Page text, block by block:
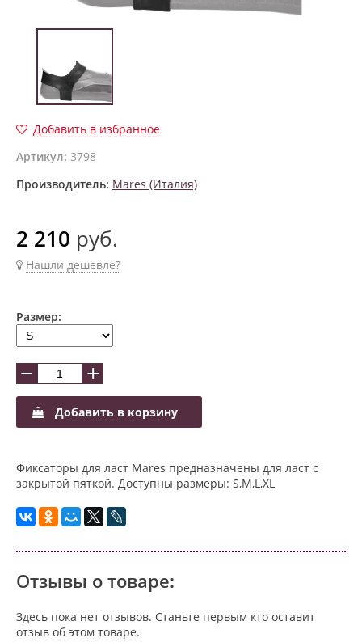
Добавить в избранное
Артикул: 3798
Производитель: Mares (Италия)
2 210 руб.
Нашли дешевле?
Размер:
− +
Добавить в корзину
Фиксаторы для ласт Mares предназначены для ласт с
закрытой пяткой. Доступны размеры: S,M,L,XL
Отзывы о товаре:
Здесь пока нет отзывов. Станьте первым кто оставит
отзыв об этом товаре.